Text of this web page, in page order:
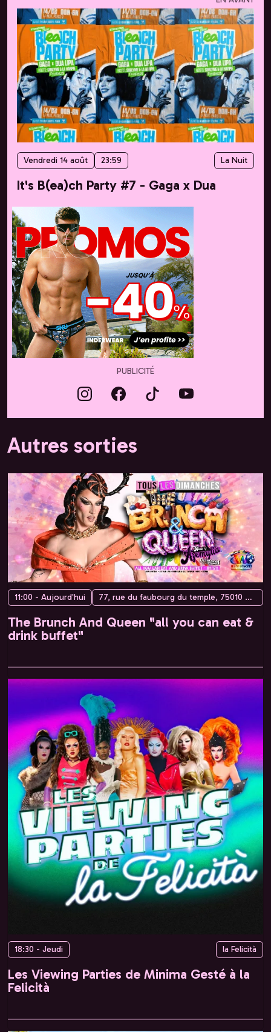
Vendredi 14 août 23:59 La Nuit
It's B(ea)ch Party #7 - Gaga x Dua
PUBLICITÉ
Autres sorties
11:00 - Aujourd'hui 77, rue du faubourg du temple, 75010 Paris, France
The Brunch And Queen "all you can eat &
drink buffet"
18:30 - Jeudi la Felicità
Les Viewing Parties de Minima Gesté à la
Felicità